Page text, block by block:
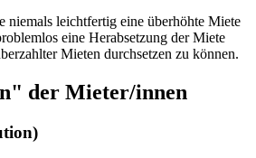
niemals leichtfertig eine überhöhte Miete
eine Herabsetzung der Miete
Mieten durchsetzen zu können.
der Mieter/innen